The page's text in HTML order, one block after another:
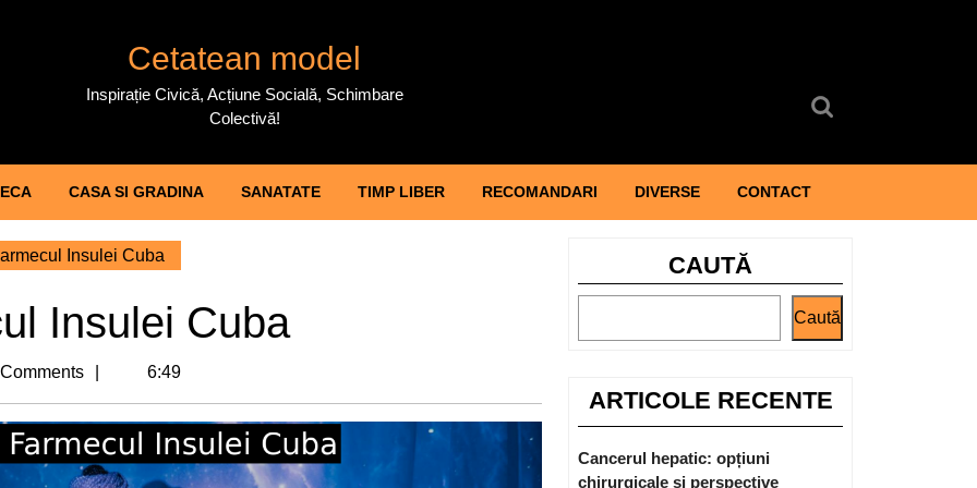
Cetatean model
Inspirație Civică, Acțiune Socială, Schimbare
Colectivă!
CASA SI GRADINA SANATATE TIMP LIBER RECOMANDARI DIVERSE CONTACT
Insulei Cuba
Insulei Cuba
6:49
CAUTĂ
Caută
ARTICOLE RECENTE
Cancerul hepatic: opțiuni
chirurgicale și perspective